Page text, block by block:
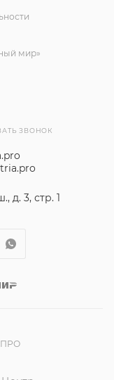
ЗВОНОК
д. 3, стр. 1
мир»
ПРО